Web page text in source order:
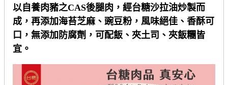
以自養肉豬之CAS後腿肉，經台糖沙拉油炒製而
成，再添加海苔芝麻、豌豆粉，風味絕佳、香酥可
口，無添加防腐劑，可配飯、夾土司、夾飯糰皆
宜。